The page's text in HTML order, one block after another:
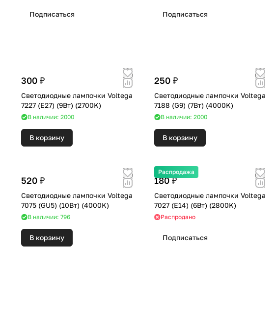
Подписаться Подписаться
300 ₽
Светодиодные лампочки Voltega
7227 (E27) (9Вт) (2700K)
В наличии: 2000
В корзину
250 ₽
Светодиодные лампочки Voltega
7188 (G9) (7Вт) (4000K)
В наличии: 2000
В корзину
520 ₽
Светодиодные лампочки Voltega
7075 (GU5) (10Вт) (4000K)
В наличии: 796
В корзину
Распродажа
180 ₽
Светодиодные лампочки Voltega
7027 (E14) (6Вт) (2800K)
Распродано
Подписаться